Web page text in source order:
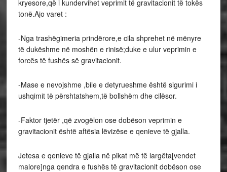
kryesore,që i kundervihet veprimit të gravitacionit të tokës
tonë.Ajo varet :
-Nga trashëgimeria prindërore,e cila shprehet në mënyre
të dukëshme në moshën e rinisë;duke e ulur veprimin e
forcës të fushës së gravitacionit.
-Mase e nevojshme ,bile e detyrueshme është sigurimi i
ushqimit të përshtatshem,të bollshëm dhe cilësor.
-Faktor tjetër ,që zvogëlon ose dobëson veprimin e
gravitacionit është aftësia lëvizëse e qenieve të gjalla.
Jetesa e qenieve të gjalla në pikat më të largëta[vendet
malore]nga qendra e fushës të gravitacionit dobëson ose